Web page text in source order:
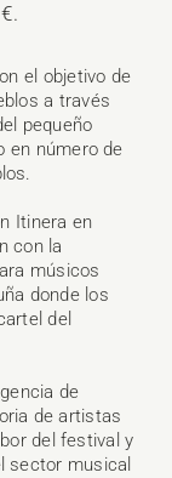
el objetivo de
a través
pequeño
en número de
Itinera en
con la
músicos
donde los
del
de
de artistas
del festival y
sector musical